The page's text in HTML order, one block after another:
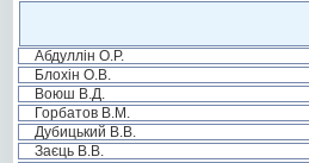
Абдуллін О.Р.
Блохін О.В.
Воюш В.Д.
Горбатов В.М.
Дубицький В.В.
Заєць В.В.